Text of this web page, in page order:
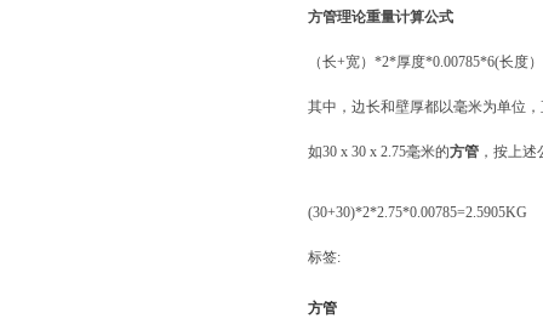
方管理论重量计算公式
（长+宽）*2*厚度*0.00785*6(长度
其中，边长和壁厚都以毫米为单位
如30 x 30 x 2.75毫米的方管 ，按上
(30+30)*2*2.75*0.00785=2.5905KG
标签:
方管